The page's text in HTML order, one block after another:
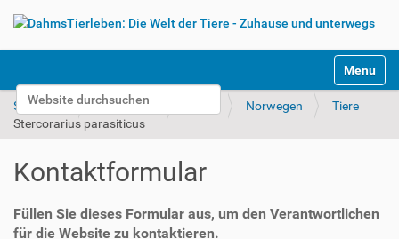
Website durchsuchen
Erweiterte Suche…
k
Toggle
Startseite Unterwegs Norwegen
Tiere
Stercorarius parasiticus
Kontaktformular
Füllen Sie dieses Formular aus, um den Verantwortlichen
für die Website zu kontaktieren.